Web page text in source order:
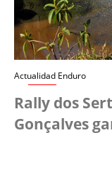
Actualidad Enduro
Rally dos
Gonçalves